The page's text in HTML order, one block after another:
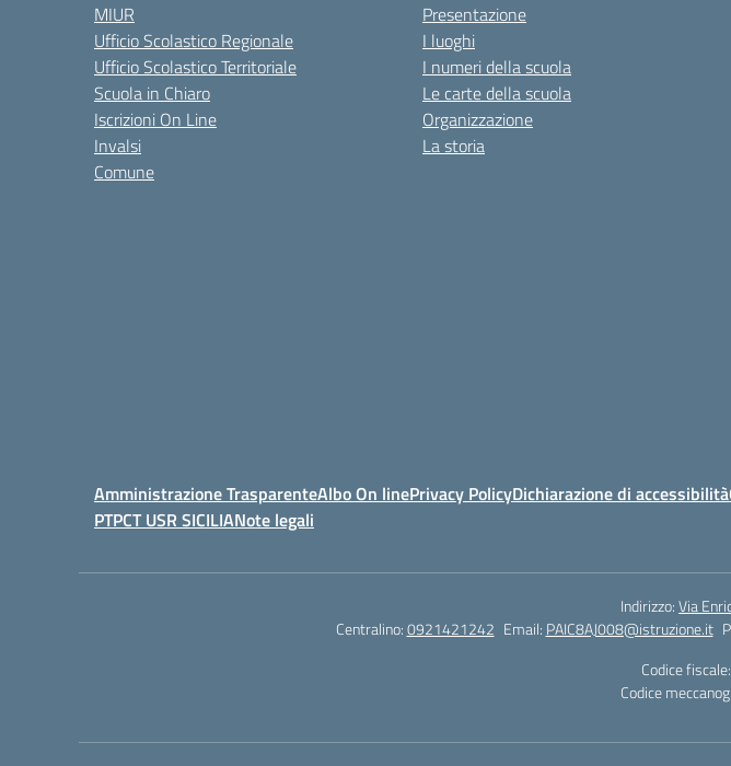
MIUR
Ufficio Scolastico Regionale
Ufficio Scolastico Territoriale
Scuola in Chiaro
Iscrizioni On Line
Invalsi
Comune
Presentazione
I luoghi
I numeri della scuola
Le carte della scuola
Organizzazione
La storia
Amministrazione TrasparenteAlbo On linePrivacy PolicyDichiarazione di accessibilità
PTPCT USR SICILIANote legali
Indirizzo:Via
Centralino:0921421242 Email: PAIC8AJ008@istruzione.it
Codice
Codice